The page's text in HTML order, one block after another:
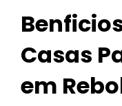
Casas
em